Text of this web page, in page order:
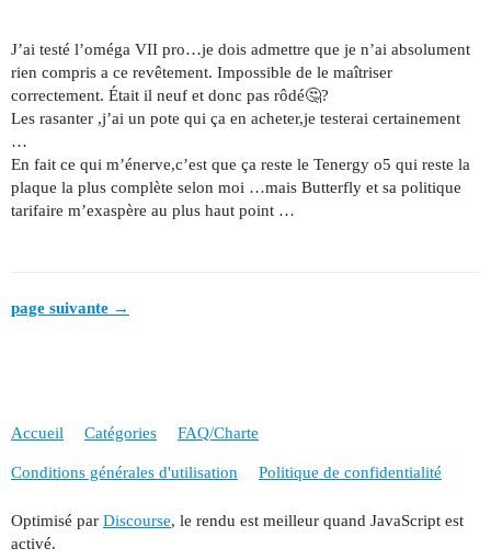
J’ai testé l’oméga VII pro…je dois admettre que je n’ai absolument
rien compris a ce revêtement. Impossible de le maîtriser
correctement. Était il neuf et donc pas rôdé🤔?
Les rasanter ,j’ai un pote qui ça en acheter,je testerai certainement
…
En fait ce qui m’énerve,c’est que ça reste le Tenergy o5 qui reste la
plaque la plus complète selon moi …mais Butterfly et sa politique
tarifaire m’exaspère au plus haut point …
page suivante →
Accueil Catégories FAQ/Charte
Conditions générales d'utilisation Politique de confidentialité
Optimisé par Discourse, le rendu est meilleur quand JavaScript est
activé.